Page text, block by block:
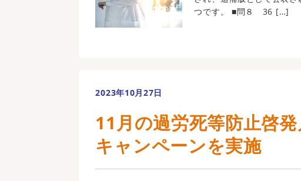
つです。 ■問８ 36 […]
2023年10月27日
11月の過労死等防止啓
キャンペーンを実施